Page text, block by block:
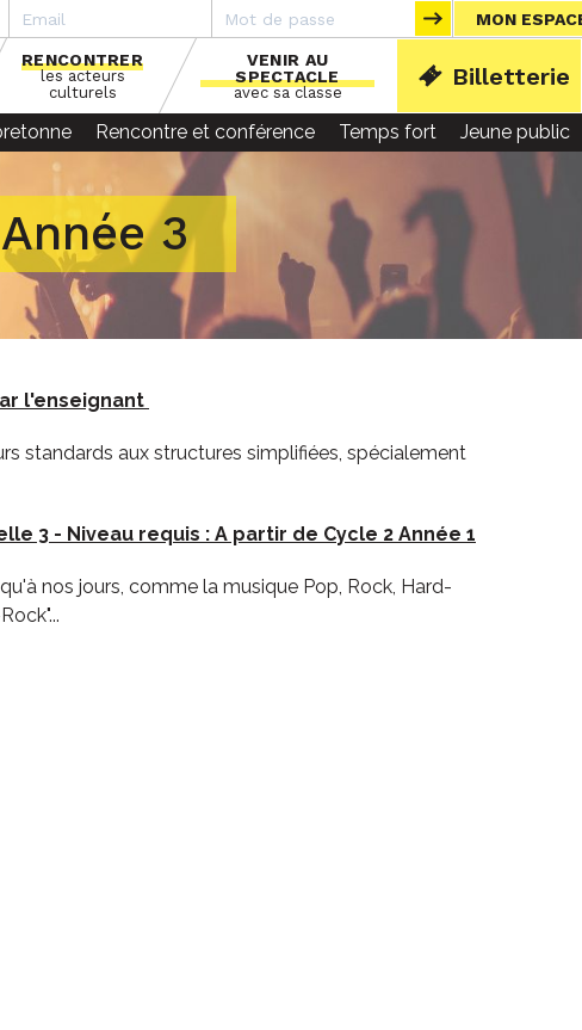
MON
RENCONTRER
les acteurs
culturels
VENIR AU
SPECTACLE
avec sa classe
Billetterie
Rencontre et conférence Temps fort Jeune public
3
l'enseignant
standards aux structures simplifiées, spécialement
3 - Niveau requis : A partir de Cycle 2 Année 1
nos jours, comme la musique Pop, Rock, Hard-